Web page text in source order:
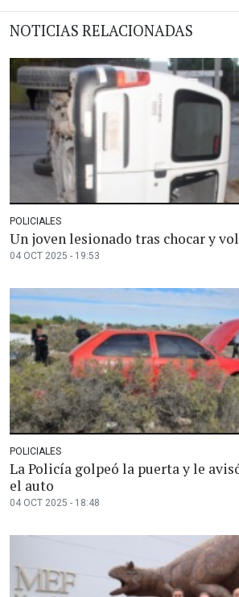
NOTICIAS RELACIONADAS
POLICIALES
Un joven lesionado tras chocar y
04 OCT 2025 - 19:53
POLICIALES
La Policía golpeó la puerta y le
el auto
04 OCT 2025 - 18:48